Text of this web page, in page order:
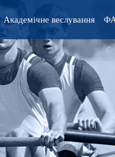
Академічне веслування